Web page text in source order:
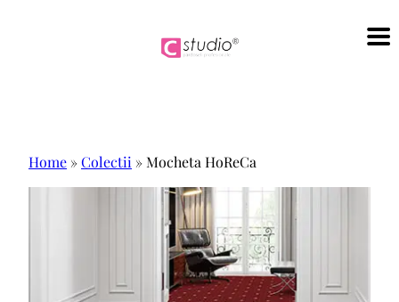
Home »Colectii »Mocheta HoReCa